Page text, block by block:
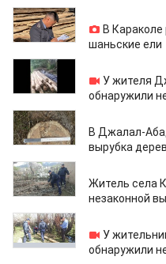
18.05.2022
В
шаньские ели
17.05.2022
У жителя
обнаружили
26.04.2022
В Джалал-
вырубка
21.04.2022
Житель села
незаконной
19.04.2022
У
обнаружили